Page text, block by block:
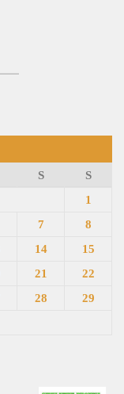
S
S
1
7
8
14
15
21
22
28
29